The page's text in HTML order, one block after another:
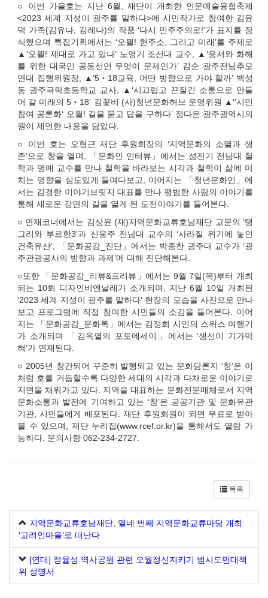
○ 이번 가을호는 지난 6월, 재단이 개최한 인문예술융합축제
<2023 세계 지성이 광주를 말하다>에 시민작가로 참여한 김윤
덕 가족(김유나, 김레나)의 작품 ‘다시 민주주의로!’가 표지를 장
식했으며 특집기획에서는 ‘오월! 현주소, 그리고 미래’를 주제로
▲‘오월! 제대로 가고 있나’ 노영기 조선대 교수, ▲‘용서와 화해
를 위한 대국민 공동선언 무엇이 문제인가’ 김순 광주전남추모
연대 집행위원장, ▲‘5‧18교육, 어떤 방향으로 가야 할까’ 백성
동 광주극락초등학교 교사, ▲‘시끄럽고 끈질긴 소통으로 만들
어 갈 미래의 5‧18’ 김꽃비 (사)청년문화허브 운영위원 ▲‘’시민
참여 공론화‘ 오월! 길을 묻고 답을 구하다’ 정다은 광주광역시의
원이 제언한 내용을 담았다.
○ 이번 호는 오형근 재단 후원회장의 ‘지역문화의 소멸과 생
존’으로 창을 열며, 「문화인 인터뷰」에서는 성진기 전남대 철
학과 명예 교수를 만나 철학을 바라보는 시각과 철학이 삶에 미
치는 영향을 심도있게 들여다보고, 이어지는 「청년문화인」에
서는 김경한 이야기브릿지 대표를 만나 평범한 사람의 이야기를
통해 새로운 강연의 길을 열게 된 도전이야기를 들어본다.
○ 연재코너에서는 김상윤 (재)지역문화교류호남재단 고문의 ‘텡
그리와 부르한3’과 신웅주 전남대 교수의 ‘사라질 위기에 놓인
건축유산’, 「문화공감_진단」에서는 박종찬 광주대 교수가 ‘광
주관광공사의 방향과 과제’에 대해 진단해본다.
○또한 「문화공감_리뷰&프리뷰」에서는 9월 7일(목)부터 개최
되는 10회 디자인비엔날레가 소개되며, 지난 6월 10일 개최된
'2023 세계 지성이 광주를 말하다' 현장의 모습을 사진으로 만나
보고 프로그램에 직접 참여한 시민들의 소감을 들어본다. 이어
지는 「문화공감_문화톡」에서는 김정희 시인의 스위스 여행기
가 소개되며 「김옥열의 포토에세이」에서는 ‘생선이 기가막
혀’가 연재된다.
○ 2005년 창간되어 꾸준히 발행되고 있는 문화담론지 ‘창’은 이
처럼 호를 거듭할수록 다양한 세대의 시각과 다채로운 이야기로
지면을 채워가고 있다. 지역을 대표하는 문화전문매체로서 지역
문화소통과 발전에 기여하고 있는 ‘창’은 공공기관 및 문화유관
기관, 시민들에게 배포된다. 재단 후원회원이 되면 무료로 받아
볼 수 있으며, 재단 누리집(www.rcef.or.kr)을 통해서도 열람 가
능하다. 문의사항 062-234-2727.
목록
지역문화교류호남재단, 열네 번째 지역문화교류마당 개최
‘고려인마을’로 떠난다
[연대] 정율성 역사공원 관련 오월정신지키기 범시도민대책
위 성명서